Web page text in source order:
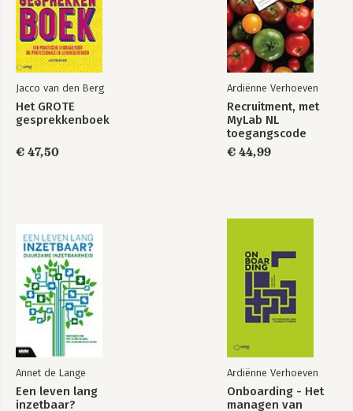
Jacco van den Berg
Het GROTE
gesprekkenboek
€ 47,50
Ardiënne Verhoeven
Recruitment, met
MyLab NL
toegangscode
€ 44,99
Annet de Lange
Een leven lang
inzetbaar?
Ardiënne Verhoeven
Onboarding - Het
managen van